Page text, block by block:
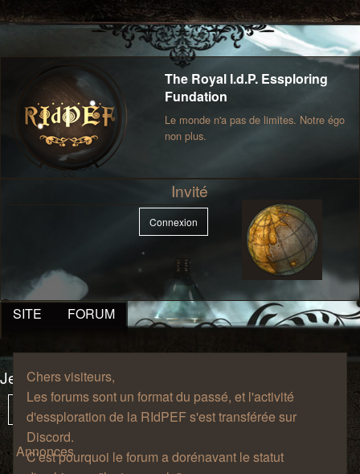
The Royal I.d.P. Essploring
Fundation
Le monde n'a pas de limites. Notre égo
non plus.
Invité
Connexion
SITE FORUM
Chers visiteurs,
Les forums sont un format du passé, et l'activité
d'essploration de la RIdPEF s'est transférée sur
Discord.
C'est pourquoi le forum a dorénavant le statut
Jeux-vidéo
Verrouillé 62 sujets
Annonces